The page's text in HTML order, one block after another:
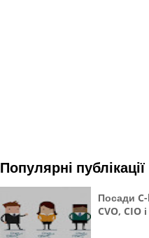
Популярні публікації
Посади C-
CVO, CIO і